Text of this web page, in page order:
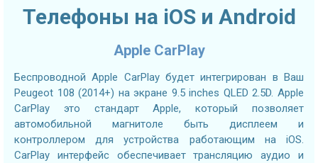
Телефоны на iOS и Android
Apple CarPlay
Беспроводной Apple CarPlay будет интегрирован в Ваш
Peugeot 108 (2014+) на экране 9.5 inches QLED 2.5D. Apple
CarPlay это стандарт Apple, который позволяет
автомобильной магнитоле быть дисплеем и
контроллером для устройства работающим на iOS.
CarPlay интерфейс обеспечивает трансляцию аудио и